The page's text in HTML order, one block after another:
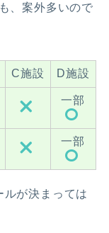
、案外多いので
C施設 D施設
一部
一部
ルが決まっては